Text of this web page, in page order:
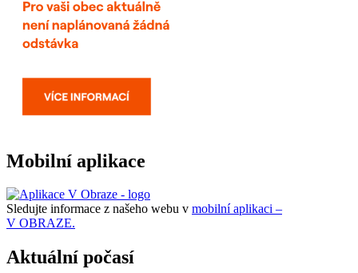
Mobilní aplikace
Sledujte informace z našeho webu v mobilní aplikaci –
V OBRAZE.
Aktuální počasí